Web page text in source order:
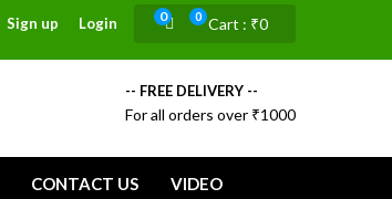
Cart : ₹0
0
0
Sign up Login
-- FREE DELIVERY --
For all orders over ₹1000
CONTACT US VIDEO